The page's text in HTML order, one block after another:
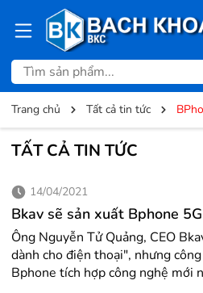
Trang chủ Tất cả tin tức
TẤT CẢ TIN TỨC
14/04/2021
Bkav sẽ sản xuất Bphone 5G
Ông Nguyễn Tử Quảng, CEO
dành cho điện thoại", nhưng
Bphone tích hợp công nghệ mới này. Chia sẻ trên